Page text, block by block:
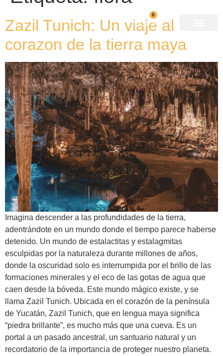
0
Zazil Tunich: Un viaje al
corazon de la tierra maya
Imagina descender a las profundidades de la tierra,
adentrándote en un mundo donde el tiempo parece haberse
detenido. Un mundo de estalactitas y estalagmitas
esculpidas por la naturaleza durante millones de años,
donde la oscuridad solo es interrumpida por el brillo de las
formaciones minerales y el eco de las gotas de agua que
caen desde la bóveda. Este mundo mágico existe, y se
llama Zazil Tunich. Ubicada en el corazón de la península
de Yucatán, Zazil Tunich, que en lengua maya significa
“piedra brillante”, es mucho más que una cueva. Es un
portal a un pasado ancestral, un santuario natural y un
recordatorio de la importancia de proteger nuestro planeta.